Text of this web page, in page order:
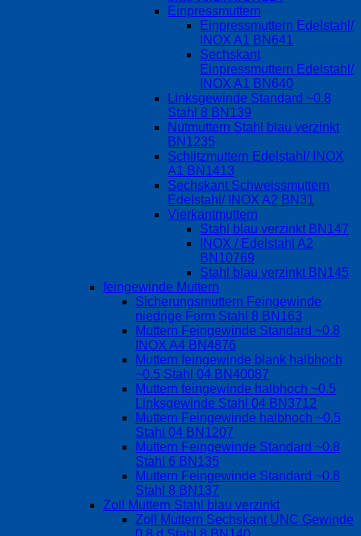
Einpressmuttern
Einpressmuttern Edelstahl/
INOX A1 BN641
Sechskant
Einpressmuttern Edelstahl/
INOX A1 BN640
Linksgewinde Standard ~0.8
Stahl 8 BN139
Nutmuttern Stahl blau verzinkt
BN1235
Schlitzmuttern Edelstahl/ INOX
A1 BN1413
Sechskant Schweissmuttern
Edelstahl/ INOX A2 BN31
Vierkantmuttern
Stahl blau verzinkt BN147
INOX / Edelstahl A2
BN10769
Stahl blau verzinkt BN145
feingewinde Muttern
Sicherungsmuttern Feingewinde
niedrige Form Stahl 8 BN163
Muttern Feingewinde Standard ~0.8
INOX A4 BN4876
Muttern feingewinde blank halbhoch
~0.5 Stahl 04 BN40087
Muttern feingewinde halbhoch ~0.5
Linksgewinde Stahl 04 BN3712
Muttern Feingewinde halbhoch ~0.5
Stahl 04 BN1207
Muttern Feingewinde Standard ~0.8
Stahl 6 BN135
Muttern Feingewinde Standard ~0.8
Stahl 8 BN137
Zoll Muttern Stahl blau verzinkt
Zoll Muttern Sechskant UNC Gewinde